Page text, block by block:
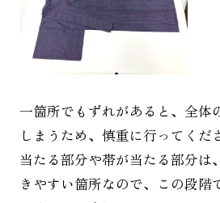
一箇所でもずれがあると、全体
しまうため、慎重に行ってくだ
当たる部分や帯が当たる部分は
きやすい箇所なので、この段階